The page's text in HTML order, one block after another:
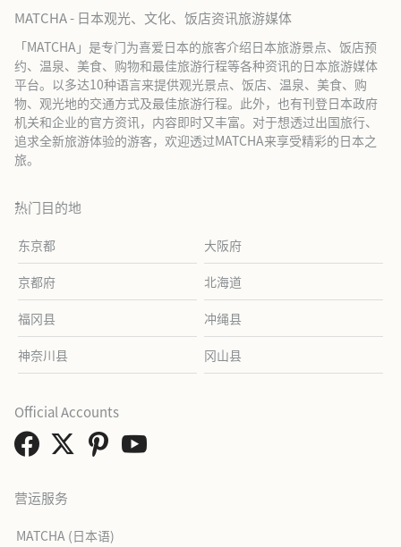
MATCHA - 日本观光、文化、饭店资讯旅游媒体
「MATCHA」是专门为喜爱日本的旅客介绍日本旅游景点、饭店预
约、温泉、美食、购物和最佳旅游行程等各种资讯的日本旅游媒体
平台。以多达10种语言来提供观光景点、饭店、温泉、美食、购
物、观光地的交通方式及最佳旅游行程。此外，也有刊登日本政府
机关和企业的官方资讯，内容即时又丰富。对于想透过出国旅行、
追求全新旅游体验的游客，欢迎透过MATCHA来享受精彩的日本之
旅。
热门目的地
东京都 大阪府
京都府 北海道
福冈县 冲绳县
神奈川县 冈山县
营运服务
MATCHA (日本语)
Official Accounts